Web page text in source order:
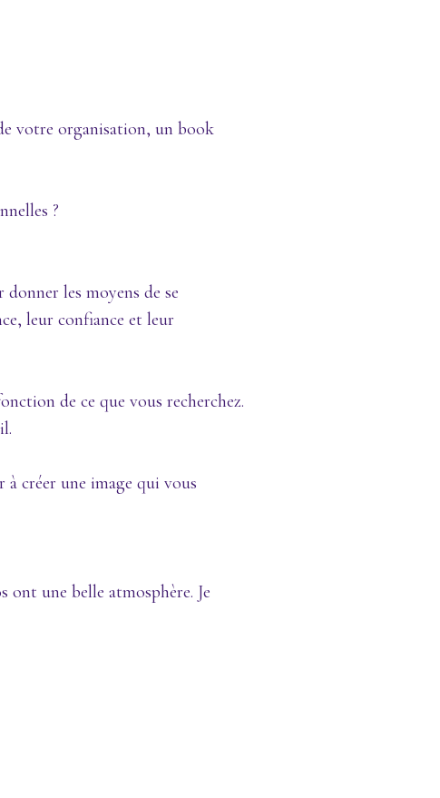
votre organisation, un book
?
les moyens de se
leur confiance et leur
de ce que vous recherchez.
à créer une image qui vous
ont une belle atmosphère. Je